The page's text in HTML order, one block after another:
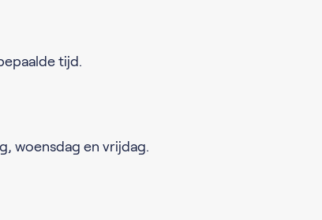
tijd.
woensdag en vrijdag.